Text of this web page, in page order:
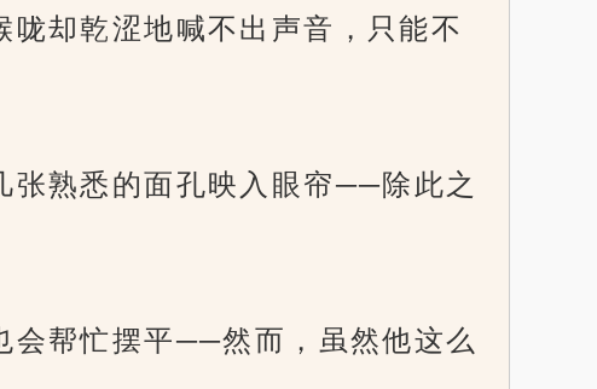
却乾涩地喊不出声音，只能不
熟悉的面孔映入眼帘──除此之
帮忙摆平──然而，虽然他这么